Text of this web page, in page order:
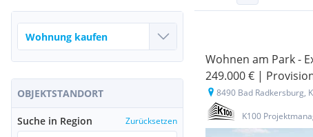
OBJEKTSTANDORT
Suche in Region Zurücksetzen
Wohnen am Park -
249.000 € |
8490 Bad Radkersburg,
K100